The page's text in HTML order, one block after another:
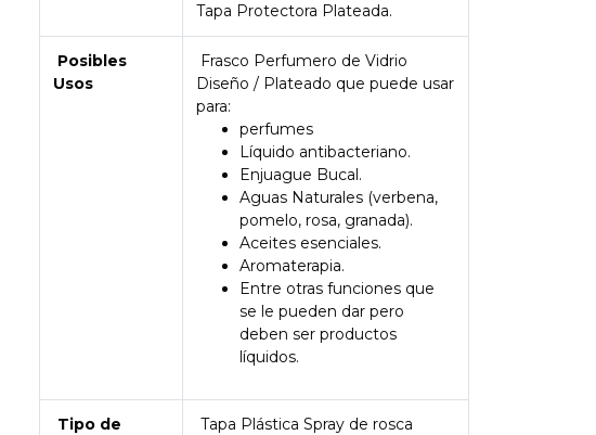
Tapa Protectora Plateada.
Posibles
Usos
Frasco Perfumero de Vidrio
Diseño / Plateado que puede usar
para:
perfumes
Líquido antibacteriano.
Enjuague Bucal.
Aguas Naturales (verbena,
pomelo, rosa, granada).
Aceites esenciales.
Aromaterapia.
Entre otras funciones que
se le pueden dar pero
deben ser productos
líquidos.
Tipo de
Tapa Plástica Spray de rosca